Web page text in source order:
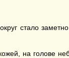
стало
на голове